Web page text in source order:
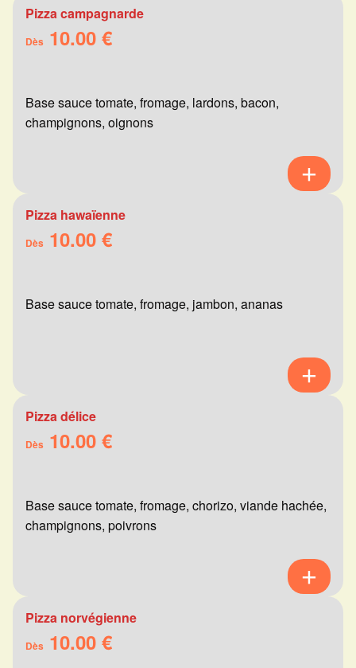
Pizza campagnarde
Dès 10.00 €
Base sauce tomate, fromage, lardons, bacon,
champignons, oignons
Pizza hawaïenne
Dès 10.00 €
Base sauce tomate, fromage, jambon, ananas
Pizza délice
Dès 10.00 €
Base sauce tomate, fromage, chorizo, viande hachée,
champignons, poivrons
Pizza norvégienne
Dès 10.00 €